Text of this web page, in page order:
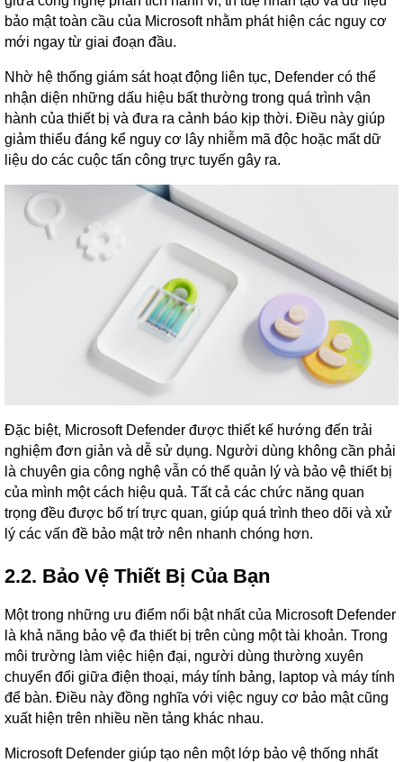
bảo mật toàn cầu của Microsoft nhằm phát hiện các nguy cơ
mới ngay từ giai đoạn đầu.
Nhờ hệ thống giám sát hoạt động liên tục, Defender có thể
nhận diện những dấu hiệu bất thường trong quá trình vận
hành của thiết bị và đưa ra cảnh báo kịp thời. Điều này giúp
giảm thiểu đáng kể nguy cơ lây nhiễm mã độc hoặc mất dữ
liệu do các cuộc tấn công trực tuyến gây ra.
Đặc biệt, Microsoft Defender được thiết kế hướng đến trải
nghiệm đơn giản và dễ sử dụng. Người dùng không cần phải
là chuyên gia công nghệ vẫn có thể quản lý và bảo vệ thiết bị
của mình một cách hiệu quả. Tất cả các chức năng quan
trọng đều được bố trí trực quan, giúp quá trình theo dõi và xử
lý các vấn đề bảo mật trở nên nhanh chóng hơn.
2.2. Bảo Vệ Thiết Bị Của Bạn
Một trong những ưu điểm nổi bật nhất của Microsoft Defender
là khả năng bảo vệ đa thiết bị trên cùng một tài khoản. Trong
môi trường làm việc hiện đại, người dùng thường xuyên
chuyển đổi giữa điện thoại, máy tính bảng, laptop và máy tính
để bàn. Điều này đồng nghĩa với việc nguy cơ bảo mật cũng
xuất hiện trên nhiều nền tảng khác nhau.
Microsoft Defender giúp tạo nên một lớp bảo vệ thống nhất